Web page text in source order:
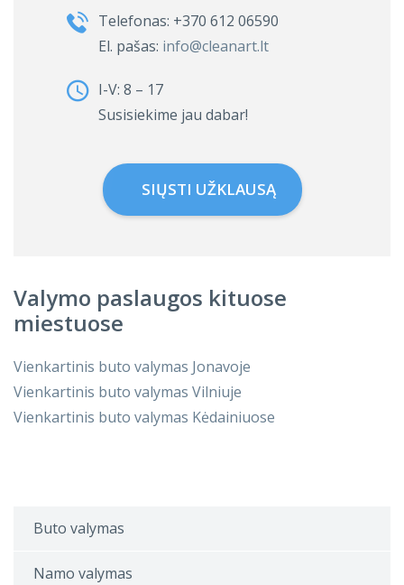
Telefonas: +370 612 06590
El. pašas: info@cleanart.lt
I-V: 8 – 17
Susisiekime jau dabar!
SIŲSTI UŽKLAUSĄ
Valymo paslaugos kituose
miestuose
Vienkartinis buto valymas Jonavoje
Vienkartinis buto valymas Vilniuje
Vienkartinis buto valymas Kėdainiuose
Buto valymas
Namo valymas